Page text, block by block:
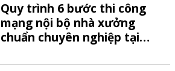
Quy trình 6 bước thi công
mạng nội bộ nhà xưởng
chuẩn chuyên nghiệp tại